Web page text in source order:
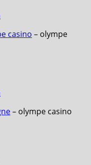
casino – olympe
– olympe casino